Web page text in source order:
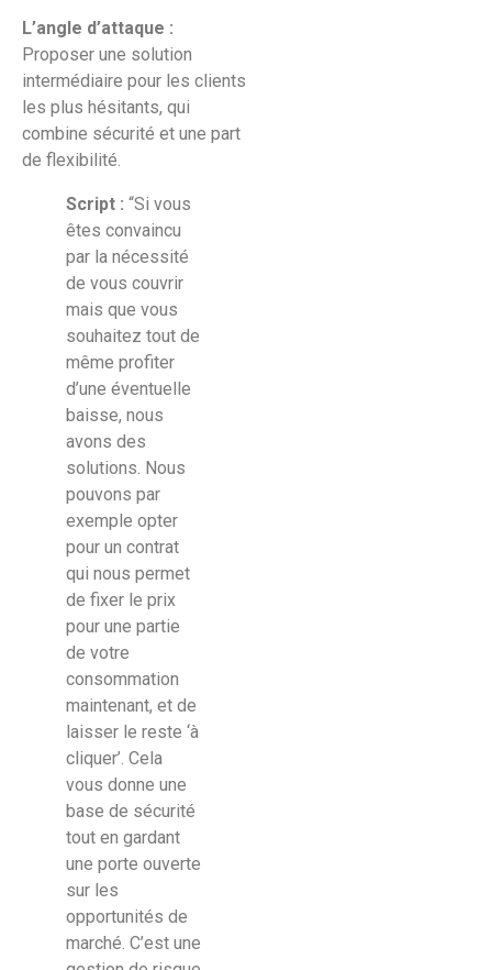
L’angle d’attaque :
Proposer une solution
intermédiaire pour les clients
les plus hésitants, qui
combine sécurité et une part
de flexibilité.
Script : “Si vous
êtes convaincu
par la nécessité
de vous couvrir
mais que vous
souhaitez tout de
même profiter
d’une éventuelle
baisse, nous
avons des
solutions. Nous
pouvons par
exemple opter
pour un contrat
qui nous permet
de fixer le prix
pour une partie
de votre
consommation
maintenant, et de
laisser le reste ‘à
cliquer’. Cela
vous donne une
base de sécurité
tout en gardant
une porte ouverte
sur les
opportunités de
marché. C’est une